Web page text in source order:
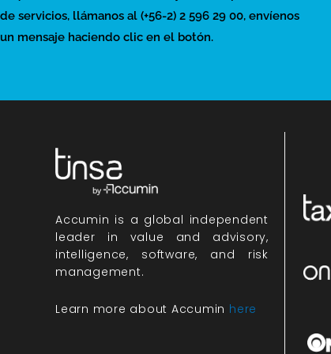
de servicios, llámanos al (+56-2) 2 596 29 00, envíenos
un mensaje haciendo clic en el botón.
Accumin is a global independent
leader in value and advisory,
intelligence, software, and risk
management.
Learn more about Accumin here